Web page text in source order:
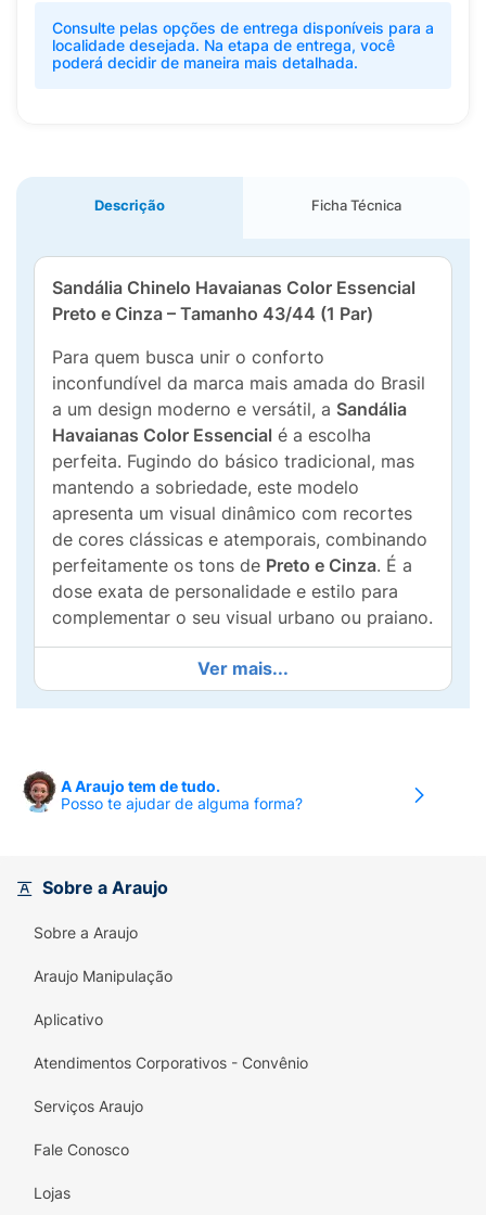
Consulte pelas opções de entrega disponíveis para a
localidade desejada. Na etapa de entrega, você
poderá decidir de maneira mais detalhada.
Descrição Ficha Técnica
Sandália Chinelo Havaianas Color Essencial
Preto e Cinza – Tamanho 43/44 (1 Par)
Para quem busca unir o conforto
inconfundível da marca mais amada do Brasil
a um design moderno e versátil, a Sandália
Havaianas Color Essencial é a escolha
perfeita. Fugindo do básico tradicional, mas
mantendo a sobriedade, este modelo
apresenta um visual dinâmico com recortes
de cores clássicas e atemporais, combinando
perfeitamente os tons de Preto e Cinza. É a
dose exata de personalidade e estilo para
complementar o seu visual urbano ou praiano.
Além de um design que combina com tudo,
este chinelo entrega a qualidade e a tradição
que consagraram a Havaianas no mundo
com textura de "grãos de arroz", que
massageia os pés e garante uma pisada
enquanto o solado antiderrapante
proporciona a estabilidade necessária para
caminhar com segurança no asfalto, na areia
ou na beira da piscina.
Principais Benefícios:
Linha Color Essencial:Design moderno que
forma geométrica e estilosa.
Conforto Absoluto:
leves e amortecimento suave o dia todo.
Ver mais...
A Araujo tem de tudo.
Posso te ajudar de alguma forma?
Sobre a Araujo
Sobre a Araujo
Araujo Manipulação
Aplicativo
Atendimentos Corporativos - Convênio
Serviços Araujo
Fale Conosco
Lojas